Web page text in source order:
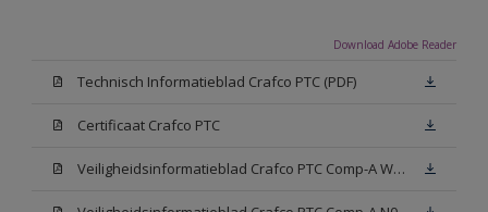
Download Adobe Reader
Technisch Informatieblad Crafco PTC (PDF)
Certificaat Crafco PTC
Veiligheidsinformatieblad Crafco PTC Comp-A W05 (MSDS)